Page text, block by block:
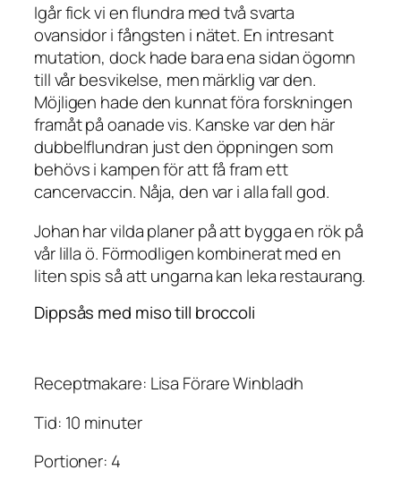
Igår fick vi en flundra med två svarta
ovansidor i fångsten i nätet. En intresant
mutation, dock hade bara ena sidan ögomn
till vår besvikelse, men märklig var den.
Möjligen hade den kunnat föra forskningen
framåt på oanade vis. Kanske var den här
dubbelflundran just den öppningen som
behövs i kampen för att få fram ett
cancervaccin. Nåja, den var i alla fall god.
Johan har vilda planer på att bygga en rök på
vår lilla ö. Förmodligen kombinerat med en
liten spis så att ungarna kan leka restaurang.
Dippsås med miso till broccoli
Receptmakare: Lisa Förare Winbladh
Tid: 10 minuter
Portioner: 4